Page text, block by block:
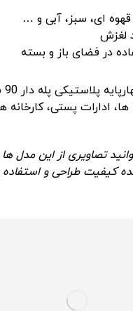
ای، سبز، آبی و …
لغزش
در فضای باز و بسته
ها، ادارات پستی، کارخانه
تصاویری از این مدل ها
کیفیت طراحی و